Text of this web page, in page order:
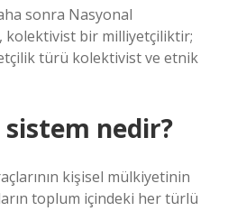
sonra Nasyonal
kolektivist bir milliyetçiliktir;
türü kolektivist ve etnik
nedir?
kişisel mülkiyetinin
toplum içindeki her türlü